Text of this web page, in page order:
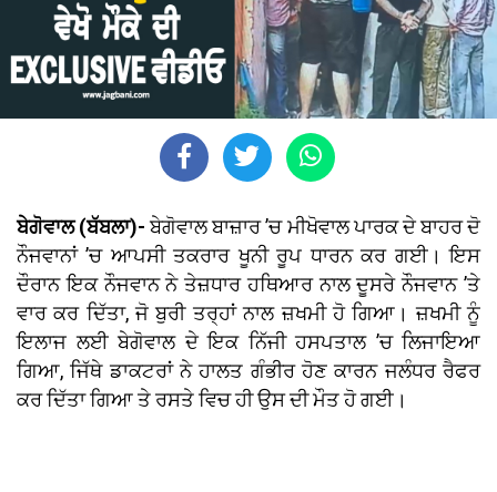
ਬੇਗੋਵਾਲ (ਬੱਬਲਾ)-ਬੇਗੋਵਾਲ ਬਾਜ਼ਾਰ ’ਚ ਮੀਖੋਵਾਲ ਪਾਰਕ ਦੇ ਬਾਹਰ ਦੋ
ਨੌਜਵਾਨਾਂ ’ਚ ਆਪਸੀ ਤਕਰਾਰ ਖੂਨੀ ਰੂਪ ਧਾਰਨ ਕਰ ਗਈ। ਇਸ
ਦੌਰਾਨ ਇਕ ਨੌਜਵਾਨ ਨੇ ਤੇਜ਼ਧਾਰ ਹਥਿਆਰ ਨਾਲ ਦੂਸਰੇ ਨੌਜਵਾਨ ’ਤੇ
ਵਾਰ ਕਰ ਦਿੱਤਾ, ਜੋ ਬੁਰੀ ਤਰ੍ਹਾਂ ਨਾਲ ਜ਼ਖਮੀ ਹੋ ਗਿਆ। ਜ਼ਖਮੀ ਨੂੰ
ਇਲਾਜ ਲਈ ਬੇਗੋਵਾਲ ਦੇ ਇਕ ਨਿੱਜੀ ਹਸਪਤਾਲ ’ਚ ਲਿਜਾਇਆ
ਗਿਆ, ਜਿੱਥੇ ਡਾਕਟਰਾਂ ਨੇ ਹਾਲਤ ਗੰਭੀਰ ਹੋਣ ਕਾਰਨ ਜਲੰਧਰ ਰੈਫਰ
ਕਰ ਦਿੱਤਾ ਗਿਆ ਤੇ ਰਸਤੇ ਵਿਚ ਹੀ ਉਸ ਦੀ ਮੌਤ ਹੋ ਗਈ।